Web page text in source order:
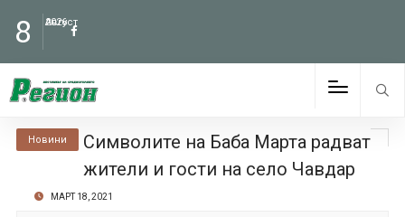
8 Август
2026
Новини
Символите на Баба Марта радват
жители и гости на село Чавдар
МАРТ 18, 2021